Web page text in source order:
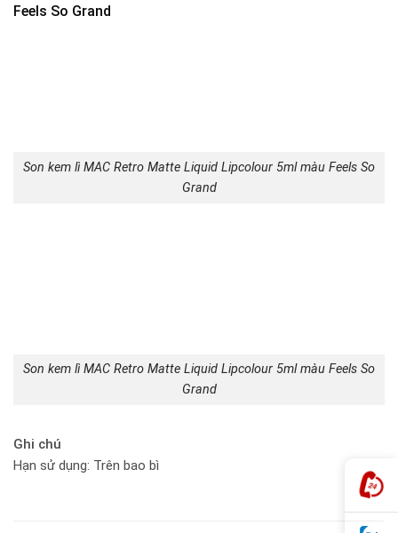
Feels So Grand
Son kem lì MAC Retro Matte Liquid Lipcolour 5ml màu Feels So
Grand
Son kem lì MAC Retro Matte Liquid Lipcolour 5ml màu Feels So
Grand
Ghi chú
Hạn sử dụng: Trên bao bì